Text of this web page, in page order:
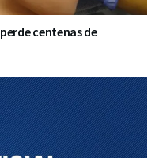
centenas de